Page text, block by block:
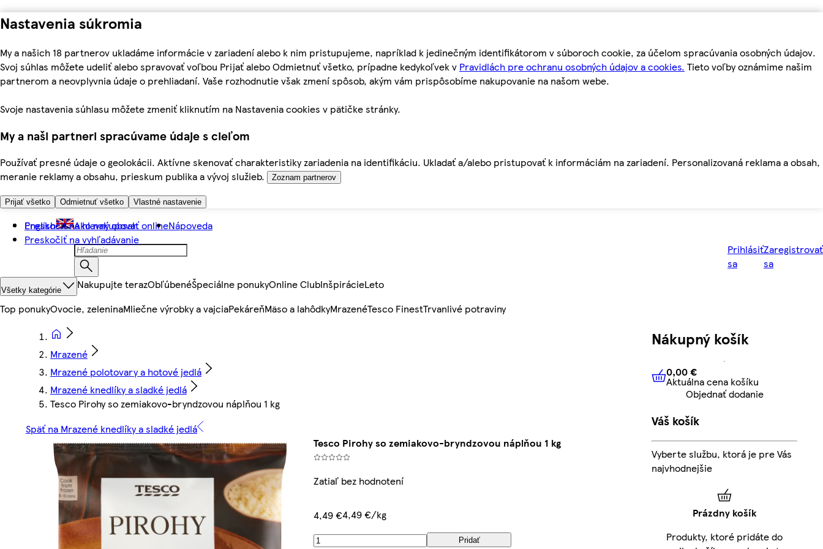
Nastavenia súkromia
My a našich 18 partnerov ukladáme informácie v zariadení alebo k nim pristupujeme, napríklad k jedinečným identifikátorom v súboroch cookie, za účelom spracúvania osobných údajov.
Svoj súhlas môžete udeliť alebo spravovať voľbou Prijať alebo Odmietnuť všetko, prípadne kedykoľvek v Pravidlách pre ochranu osobných údajov a cookies. Tieto voľby oznámime našim
partnerom a neovplyvnia údaje o prehliadaní. Vaše rozhodnutie však zmení spôsob, akým vám prispôsobíme nakupovanie na našom webe.
Svoje nastavenia súhlasu môžete zmeniť kliknutím na Nastavenia cookies v pätičke stránky.
My a naši partneri spracúvame údaje s cieľom
Používať presné údaje o geolokácii. Aktívne skenovať charakteristiky zariadenia na identifikáciu. Ukladať a/alebo pristupovať k informáciám na zariadení. Personalizovaná reklama a obsah,
meranie reklamy a obsahu, prieskum publika a vývoj služieb.
Zoznam partnerov
Prijať všetko Odmietnuť všetko Vlastné nastavenie
Preskočiť na hlavný obsah
Preskočiť na vyhľadávanie
English Ako nakupovať onlineNápoveda
Prihlásiť
sa
Zaregistrovať
sa
Všetky kategórie Nakupujte terazObľúbenéŠpeciálne ponukyOnline ClubInšpirácieLeto
Top ponukyOvocie, zeleninaMliečne výrobky a vajciaPekáreňMäso a lahôdkyMrazenéTesco FinestTrvanlivé potraviny
Mrazené
Mrazené polotovary a hotové jedlá
Mrazené knedlíky a sladké jedlá
Tesco Pirohy so zemiakovo-bryndzovou náplňou 1 kg
Späť na Mrazené knedlíky a sladké jedlá
Tesco Pirohy so zemiakovo-bryndzovou náplňou 1 kg
Zatiaľ bez hodnotení
4,49 €4,49 €/kg
Pridať
Nákupný košík
0,00 € Aktuálna cena košíku
0,00 €
Aktuálna cena košíku
Objednať dodanie
Váš košík
Vyberte službu, ktorá je pre Vás
najvhodnejšie
Prázdny košík
Produkty, ktoré pridáte do